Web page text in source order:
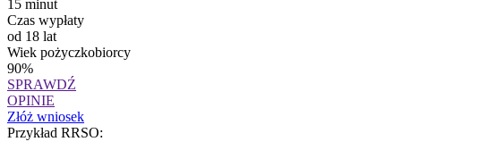
15 minut
Czas wypłaty
od 18 lat
Wiek pożyczkobiorcy
90%
SPRAWDŹ
OPINIE
Złóż wniosek
Przykład RRSO: